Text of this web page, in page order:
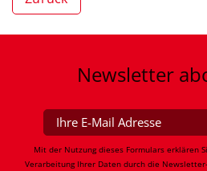
Newsletter
Mit der Nutzung dieses Formulars erklären
Verarbeitung Ihrer Daten durch die